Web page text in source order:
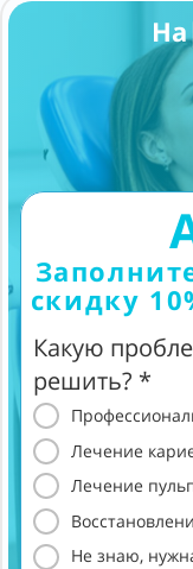
скидку
Какую
решить? *
Лечение
Лечение
Не знаю,